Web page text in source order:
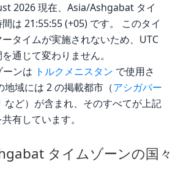
2026 現在、Asia/Ashgabat タイ
は 21:55:55 (+05) です。 このタイ
タイムが実施されないため、UTC
通じて変わりません。
ンは トルクメニスタン で使用さ
地域には 2 の掲載都市（アシガバー
など）が含まれ、そのすべてが上記
有しています。
タイムゾーンの国々